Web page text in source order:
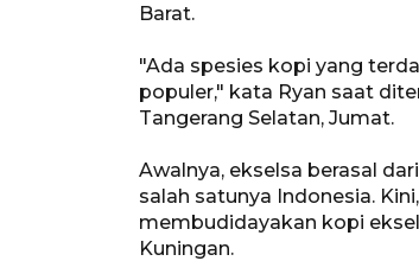
Barat.
"Ada spesies kopi yang
populer," kata Ryan saat
Tangerang Selatan, Jumat.
Awalnya, ekselsa berasal
salah satunya Indonesia.
membudidayakan kopi
Kuningan.